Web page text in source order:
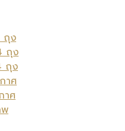
ถุง
ถุง
ถุง
าศ
าศ
พ